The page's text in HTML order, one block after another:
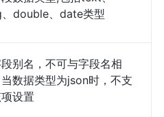
double、date类型
别名，不可与字段名相
数据类型为json时，不支
设置